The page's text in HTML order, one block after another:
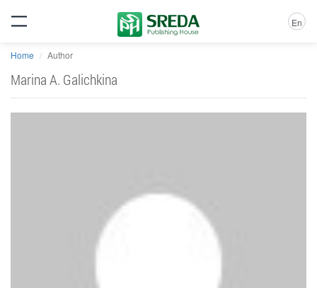
En
Home Author
Marina A. Galichkina